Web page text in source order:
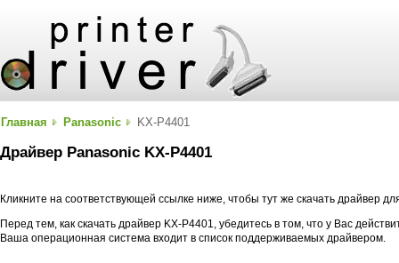
Главная Panasonic KX-P4401
Драйвер Panasonic KX-P4401
Кликните на соответствующей ссылке ниже, чтобы тут же скачать драйвер
Перед тем, как скачать драйвер KX-P4401, убедитесь в том, что у Вас
Ваша операционная система входит в список поддерживаемых драйвером.